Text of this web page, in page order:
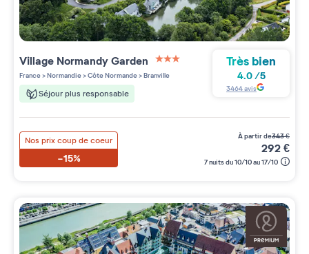
Village Normandy Garden
3 étoiles sur 5
France>Normandie>Côte Normande>Branville
Séjour plus responsable
Très bien
4.0 /5
3464avis
Nos prix coup de coeur
-15%
à partir de343€
292€
7 nuits du 10/10 au 17/10